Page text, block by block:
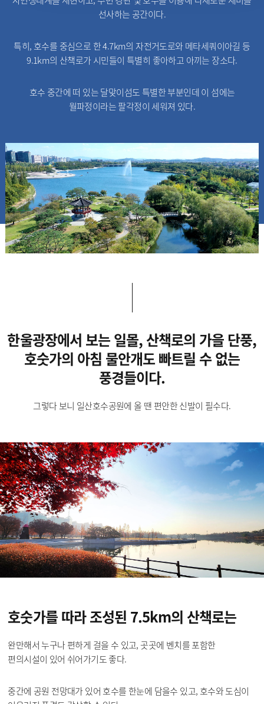
선사하는 공간이다.
특히, 호수를 중심으로 한 4.7km의 자전거도로와 메타세쿼이아길 등
9.1km의 산책로가 시민들이 특별히 좋아하고 아끼는 장소다.
호수 중간에 떠 있는 달맞이섬도 특별한 부분인데 이 섬에는
월파정이라는 팔각정이 세워져 있다.
한울광장에서 보는 일몰, 산책로의 가을 단풍,
호숫가의 아침 물안개도 빠트릴 수 없는
풍경들이다.
그렇다 보니 일산호수공원에 올 땐 편안한 신발이 필수다.
호숫가를 따라 조성된 7.5km의 산책로는
완만해서 누구나 편하게 걸을 수 있고, 곳곳에 벤치를 포함한
편의시설이 있어 쉬어가기도 좋다.
중간에 공원 전망대가 있어 호수를 한눈에 담을수 있고, 호수와 도심이